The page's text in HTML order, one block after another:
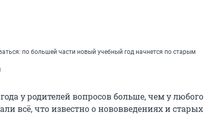
по большей части новый учебный год начнется по старым
у родителей вопросов больше, чем у любого
всё, что известно о нововведениях и старых